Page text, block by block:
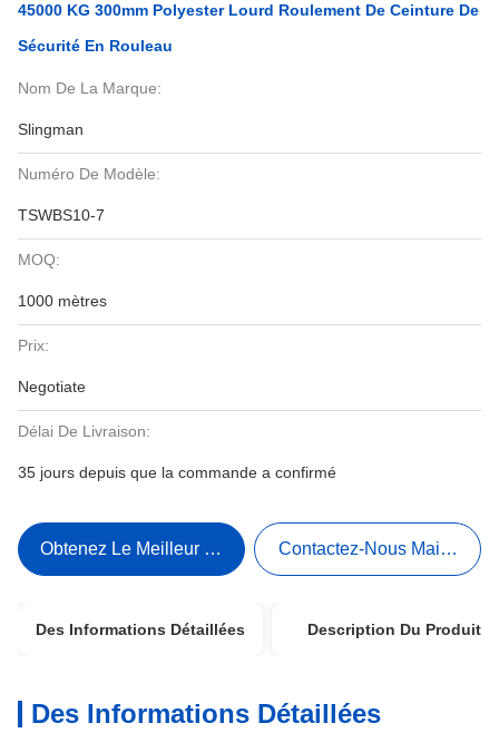
45000 KG 300mm Polyester Lourd Roulement De Ceinture De
Sécurité En Rouleau
Nom De La Marque:
Slingman
Numéro De Modèle:
TSWBS10-7
MOQ:
1000 mètres
Prix:
Negotiate
Délai De Livraison:
35 jours depuis que la commande a confirmé
Obtenez Le Meilleur Prix Contactez-Nous Maintenant
Des Informations Détaillées Description Du Produit
Des Informations Détaillées